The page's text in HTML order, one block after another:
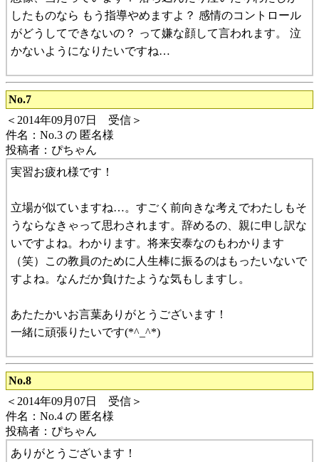
したものなら もう指導やめますよ？ 感情のコントロール
がどうしてできないの？ って嫌な顔して言われます。 泣
かないようになりたいですね…
No.7
＜2014年09月07日 受信＞
件名：No.3 の 匿名様
投稿者：ぴちゃん
実習お疲れ様です！
立場が似ていますね…。すごく前向きな考えでわたしもそ
うならなきゃって思わされます。辞めるの、親に申し訳な
いですよね。わかります。将来安泰なのもわかります
（笑）この教員のために人生棒に振るのはもったいないで
すよね。なんだか負けたような気もしますし。
あたたかいお言葉ありがとうございます！
一緒に頑張りたいです(*^_^*)
No.8
＜2014年09月07日 受信＞
件名：No.4 の 匿名様
投稿者：ぴちゃん
ありがとうございます！